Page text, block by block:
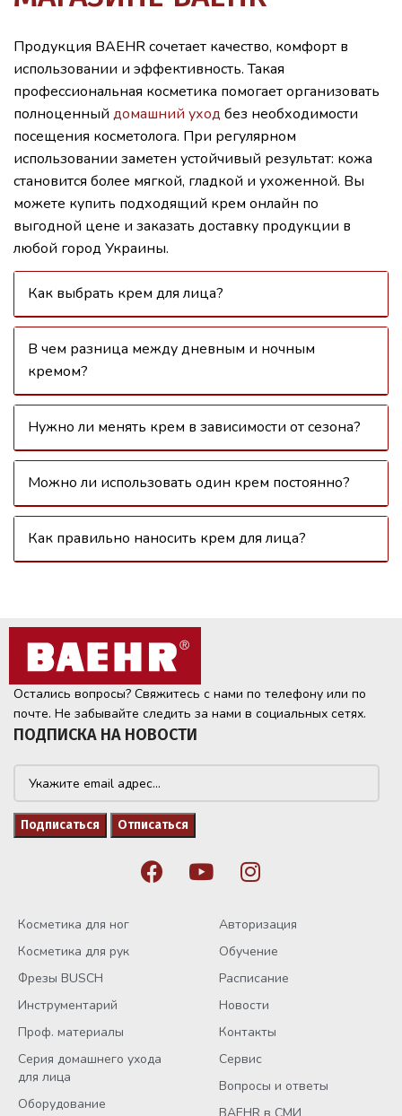
Продукция BAEHR сочетает качество, комфорт в
использовании и эффективность. Такая
профессиональная косметика помогает организовать
полноценный домашний уход без необходимости
посещения косметолога. При регулярном
использовании заметен устойчивый результат: кожа
становится более мягкой, гладкой и ухоженной. Вы
можете купить подходящий крем онлайн по
выгодной цене и заказать доставку продукции в
любой город Украины.
Как выбрать крем для лица?
В чем разница между дневным и ночным
кремом?
Нужно ли менять крем в зависимости от сезона?
Можно ли использовать один крем постоянно?
Как правильно наносить крем для лица?
Остались вопросы? Свяжитесь с нами по телефону или по
почте. Не забывайте следить за нами в социальных сетях.
ПОДПИСКА НА НОВОСТИ
Косметика для ног
Косметика для рук
Фрезы BUSCH
Инструментарий
Проф. материалы
Серия домашнего ухода
для лица
Оборудование
Авторизация
Обучение
Расписание
Новости
Контакты
Сервис
Вопросы и ответы